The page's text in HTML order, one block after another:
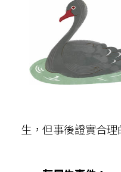
生，但事後證實合理